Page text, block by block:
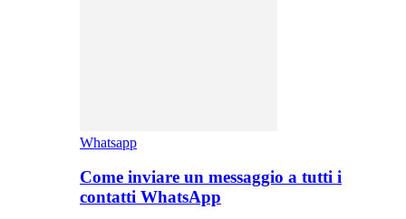
Whatsapp
Come inviare un messaggio a tutti i
contatti WhatsApp